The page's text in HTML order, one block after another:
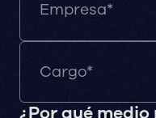
¿Por qué